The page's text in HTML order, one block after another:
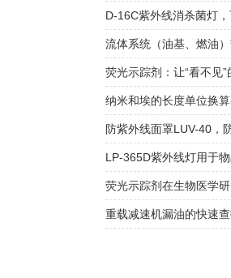
D-16C紫外线消杀菌灯
防紫外线面罩LUV-40，
LP-365D紫外线灯用于
荧光示踪剂在生物医学
重载减速机漏油的快速